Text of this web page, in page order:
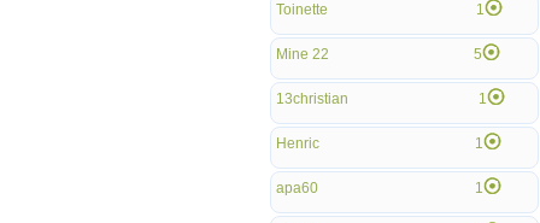
Toinette 1
Mine 22 5
13christian 1
Henric 1
apa60 1